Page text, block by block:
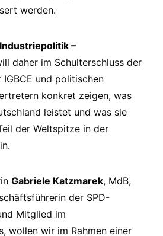
werden.
–
daher im Schulterschluss der
und politischen
konkret zeigen, was
leistet und was sie
der Weltspitze in der
Gabriele Katzmarek, MdB,
der SPD-
Mitglied im
wollen wir im Rahmen einer